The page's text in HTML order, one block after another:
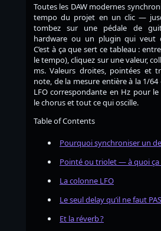
Toutes les DAW modernes
tempo du projet en un clic —
tombez sur une pédale de
hardware ou un plugin qui veut
C’est à ça que sert ce tableau :
le tempo), cliquez sur une valeur,
ms. Valeurs droites, pointées et
note, de la mesure entière à la 1/
LFO correspondante en Hz pour le
le chorus et tout ce qui oscille.
Table of Contents
Pourquoi synchroniser un
Pointé ou triolet — à quoi
La colonne LFO
Le seul delay qu’il ne faut
Et la réverb ?